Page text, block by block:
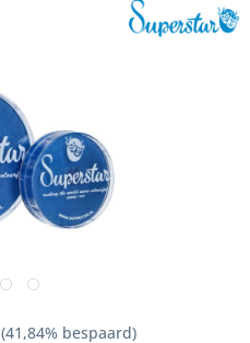
(41,84% bespaard)